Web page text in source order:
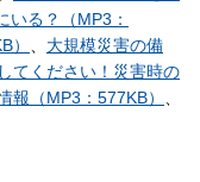
いる？（MP3：
）
大規模災害の備
てください！災害時の
報（MP3：577KB）